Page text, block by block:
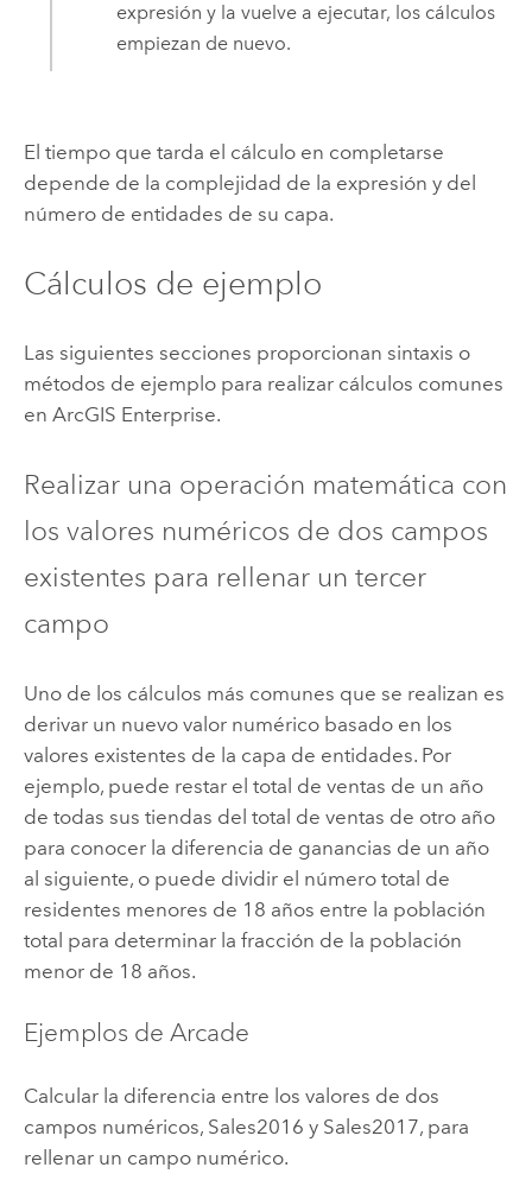
expresión y la vuelve a ejecutar, los cálculos
empiezan de nuevo.
El tiempo que tarda el cálculo en completarse
depende de la complejidad de la expresión y del
número de entidades de su capa.
Cálculos de ejemplo
Las siguientes secciones proporcionan sintaxis o
métodos de ejemplo para realizar cálculos comunes
en ArcGIS Enterprise.
Realizar una operación matemática con
los valores numéricos de dos campos
existentes para rellenar un tercer
campo
Uno de los cálculos más comunes que se realizan es
derivar un nuevo valor numérico basado en los
valores existentes de la capa de entidades. Por
ejemplo, puede restar el total de ventas de un año
de todas sus tiendas del total de ventas de otro año
para conocer la diferencia de ganancias de un año
al siguiente, o puede dividir el número total de
residentes menores de 18 años entre la población
total para determinar la fracción de la población
menor de 18 años.
Ejemplos de Arcade
Calcular la diferencia entre los valores de dos
campos numéricos, Sales2016 y Sales2017, para
rellenar un campo numérico.